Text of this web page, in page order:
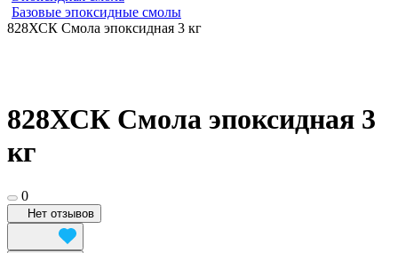
Базовые эпоксидные смолы
828ХСК Смола эпоксидная 3 кг
828ХСК Смола эпоксидная 3
кг
0
Нет отзывов